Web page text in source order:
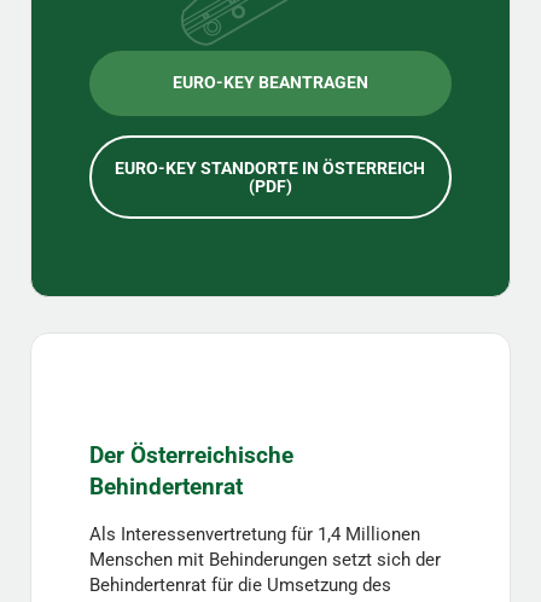
EURO-KEY BEANTRAGEN
EURO-KEY STANDORTE IN ÖSTERREICH
(PDF)
Der Österreichische
Behindertenrat
Als Interessenvertretung für 1,4 Millionen
Menschen mit Behinderungen setzt sich der
Behindertenrat für die Umsetzung des